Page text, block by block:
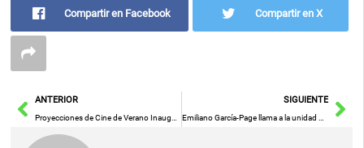
Compartir en Facebook Compartir en X
AntANTERIOR
Proyecciones de Cine de Verano Inauguran con la Película ‘Amigos Imaginarios’ Este Sábado
SIGUIENTE
Emiliano García-Page llama a la unidad en la Mesa del Agua convocada para el 24 de julio